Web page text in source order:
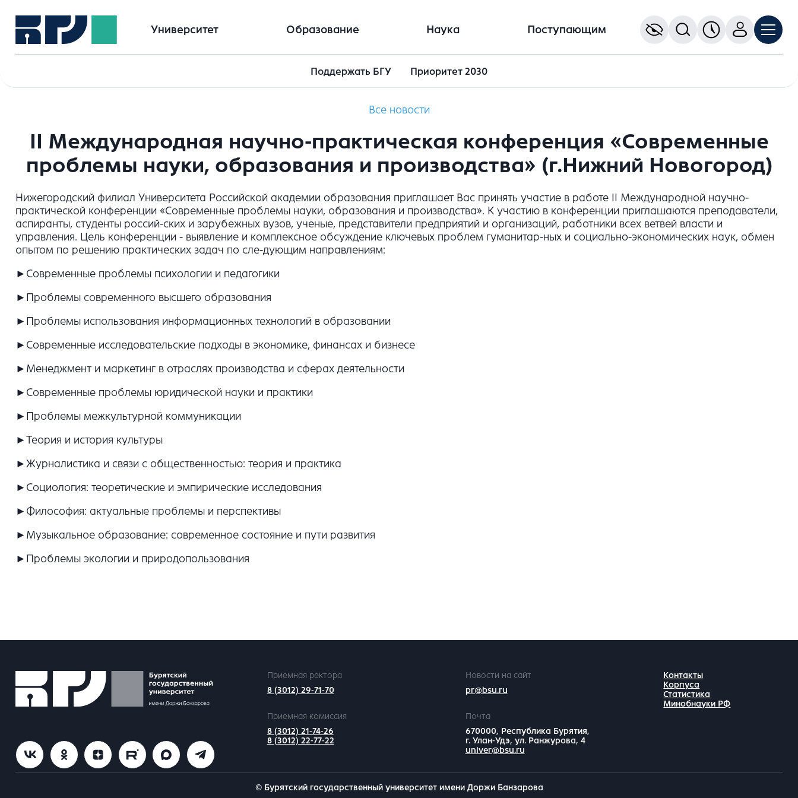
Университет Образование Наука Поступающим
Поддержать БГУ Приоритет 2030
Все новости
II Международная научно-практическая конференция «Современные
проблемы науки, образования и производства» (г.Нижний Новогород)
Нижегородский филиал Университета Российской академии образования приглашает Вас принять участие в работе II Международной научно-
практической конференции «Современные проблемы науки, образования и производства». К участию в конференции приглашаются преподаватели,
аспиранты, студенты россий-ских и зарубежных вузов, ученые, представители предприятий и организаций, работники всех ветвей власти и
управления. Цель конференции - выявление и комплексное обсуждение ключевых проблем гуманитар-ных и социально-экономических наук, обмен
опытом по решению практических задач по сле-дующим направлениям:
►Современные проблемы психологии и педагогики
►Проблемы современного высшего образования
►Проблемы использования информационных технологий в образовании
►Современные исследовательские подходы в экономике, финансах и бизнесе
►Менеджмент и маркетинг в отраслях производства и сферах деятельности
►Современные проблемы юридической науки и практики
►Проблемы межкультурной коммуникации
►Теория и история культуры
►Журналистика и связи с общественностью: теория и практика
►Социология: теоретические и эмпирические исследования
►Философия: актуальные проблемы и перспективы
►Музыкальное образование: современное состояние и пути развития
►Проблемы экологии и природопользования
Приемная ректора
8 (3012) 29-71-70
Новости на сайт
pr@bsu.ru
Приемная комиссия
8 (3012) 21-74-26
8 (3012) 22-77-22
Почта
670000, Республика Бурятия,
г. Улан-Удэ, ул. Ранжурова, 4
univer@bsu.ru
Контакты
Корпуса
Статистика
Минобнауки РФ
© Бурятский государственный университет имени Доржи Банзарова